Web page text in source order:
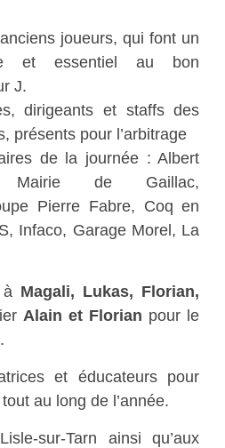
joueurs, qui font un
et essentiel au bon
J.
dirigeants et staffs des
présents pour l’arbitrage
de la journée : Albert
Mairie de Gaillac,
Pierre Fabre, Coq en
Infaco, Garage Morel, La
Magali, Lukas, Florian,
Alain et Florian pour le
et éducateurs pour
au long de l’année.
sur-Tarn ainsi qu’aux